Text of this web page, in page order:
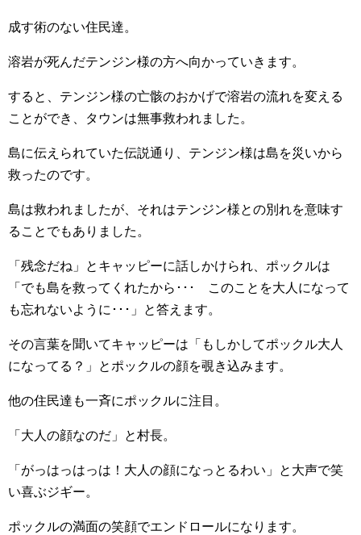
成す術のない住民達。
溶岩が死んだテンジン様の方へ向かっていきます。
すると、テンジン様の亡骸のおかげで溶岩の流れを変える
ことができ、タウンは無事救われました。
島に伝えられていた伝説通り、テンジン様は島を災いから
救ったのです。
島は救われましたが、それはテンジン様との別れを意味す
ることでもありました。
「残念だね」とキャッピーに話しかけられ、ポックルは
「でも島を救ってくれたから･･･ このことを大人になって
も忘れないように･･･」と答えます。
その言葉を聞いてキャッピーは「もしかしてポックル大人
になってる？」とポックルの顔を覗き込みます。
他の住民達も一斉にポックルに注目。
「大人の顔なのだ」と村長。
「がっはっはっは！大人の顔になっとるわい」と大声で笑
い喜ぶジギー。
ポックルの満面の笑顔でエンドロールになります。